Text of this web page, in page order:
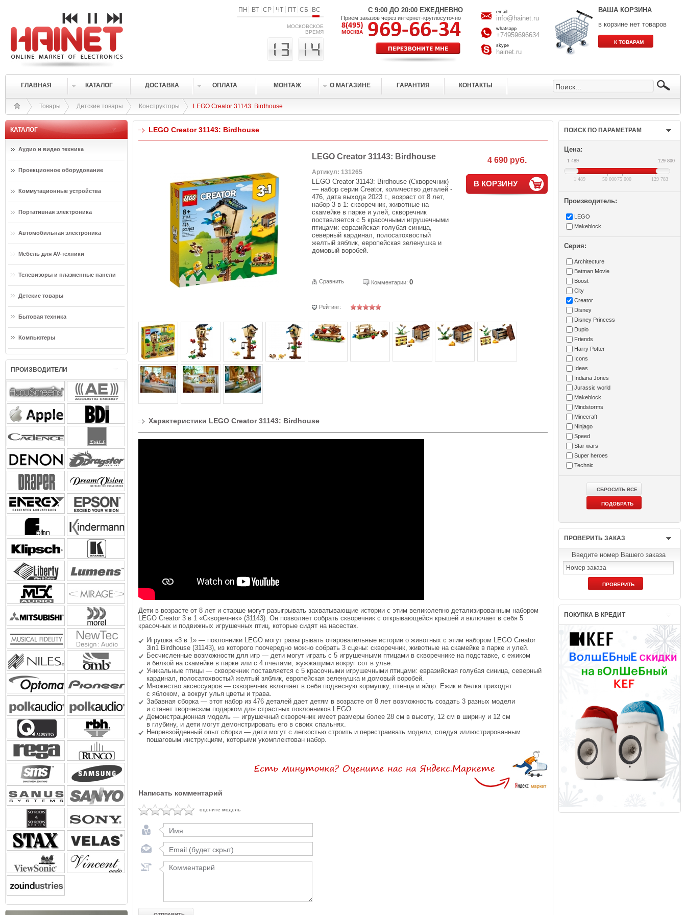
ПН ВТ СР ЧТ ПТ СБ ВС
МОСКОВСКОЕ
ВРЕМЯ
С 9:00 ДО 20:00 ЕЖЕДНЕВНО
Приём заказов через интернет-круглосуточно
email
info@hainet.ru
whatsapp
+74959696634
skype
hainet.ru
ВАША КОРЗИНА
в корзине нет товаров
ГЛАВНАЯ КАТАЛОГ ДОСТАВКА ОПЛАТА МОНТАЖ О МАГАЗИНЕ ГАРАНТИЯ КОНТАКТЫ
Товары Детские товары Конструкторы LEGO Creator 31143: Birdhouse
КАТАЛОГ
Аудио и видео техника
Проекционное оборудование
Коммутационные устройства
Портативная электроника
Автомобильная электроника
Мебель для AV-техники
Телевизоры и плазменные панели
Детские товары
Бытовая техника
Компьютеры
ПРОИЗВОДИТЕЛИ
LEGO Creator 31143: Birdhouse
LEGO Creator 31143: Birdhouse
Артикул: 131265
LEGO Creator 31143: Birdhouse (Скворечник)
— набор серии Creator, количество деталей -
476, дата выхода 2023 г., возраст от 8 лет,
набор 3 в 1: скворечник, животные на
скамейке в парке и улей, скворечник
поставляется с 5 красочными игрушечными
птицами: евразийская голубая синица,
северный кардинал, полосатохвостый
желтый зяблик, европейская зеленушка и
домовый воробей.
Сравнить Комментарии: 0
Рейтинг:
4 690 руб.
В КОРЗИНУ
Характеристики LEGO Creator 31143: Birdhouse
Дети в возрасте от 8 лет и старше могут разыгрывать захватывающие истории с этим великолепно детализированным набором
LEGO Creator 3 в 1 «Скворечник» (31143). Он позволяет собрать скворечник с открывающейся крышей и включает в себя 5
красочных и подвижных игрушечных птиц, которые сидят на насестах.
Игрушка «3 в 1» — поклонники LEGO могут разыгрывать очаровательные истории о животных с этим набором LEGO Creator
3in1 Birdhouse (31143), из которого поочередно можно собрать 3 сцены: скворечник, животные на скамейке в парке и улей.
Бесчисленные возможности для игр — дети могут играть с 5 игрушечными птицами в скворечнике на подставке, с ежиком
и белкой на скамейке в парке или с 4 пчелами, жужжащими вокруг сот в улье.
Уникальные птицы — скворечник поставляется с 5 красочными игрушечными птицами: евразийская голубая синица, северный
кардинал, полосатохвостый желтый зяблик, европейская зеленушка и домовый воробей.
Множество аксессуаров — скворечник включает в себя подвесную кормушку, птенца и яйцо. Ежик и белка приходят
с яблоком, а вокруг улья цветы и трава.
Забавная сборка — этот набор из 476 деталей дает детям в возрасте от 8 лет возможность создать 3 разных модели
и станет творческим подарком для страстных поклонников LEGO.
Демонстрационная модель — игрушечный скворечник имеет размеры более 28 см в высоту, 12 см в ширину и 12 см
в глубину, и дети могут демонстрировать его в своих спальнях.
Непревзойденный опыт сборки — дети могут с легкостью строить и перестраивать модели, следуя иллюстрированным
пошаговым инструкциям, которыми укомплектован набор.
Написать комментарий
оцените модель
ПОИСК ПО ПАРАМЕТРАМ
Цена:
1 489 129 800
1 489 129 783
50 00075 000
Производитель:
LEGO
Makeblock
Серия:
Architecture
Batman Movie
Boost
City
Creator
Disney
Disney Princess
Duplo
Friends
Harry Potter
Icons
Ideas
Indiana Jones
Jurassic world
Makeblock
Mindstorms
Minecraft
Ninjago
Speed
Star wars
Super heroes
Technic
ПРОВЕРИТЬ ЗАКАЗ
Введите номер Вашего заказа
ПОКУПКА В КРЕДИТ